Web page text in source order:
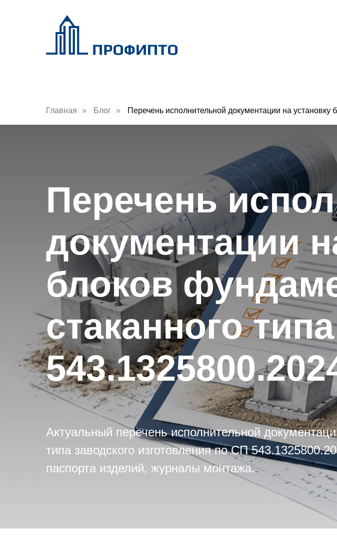
Главная » Блог » Перечень исполнительной документации на
Перечень
документации
блоков
стаканного
Актуальный перечень исполнительной
типа заводского изготовления по СП
паспорта изделий, журналы монтажа.